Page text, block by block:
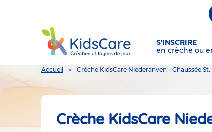
S'INSCRIRE
en crèche ou
You
here
Accueil Crèche KidsCare Niederanven - Chaussée
Crèche KidsCare